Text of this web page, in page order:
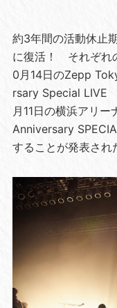
約3年間の活動休止
に復活！ それぞれ
0月14日のZepp
rsary Special LIVE
月11日の横浜アリ
Anniversary
することが発表され